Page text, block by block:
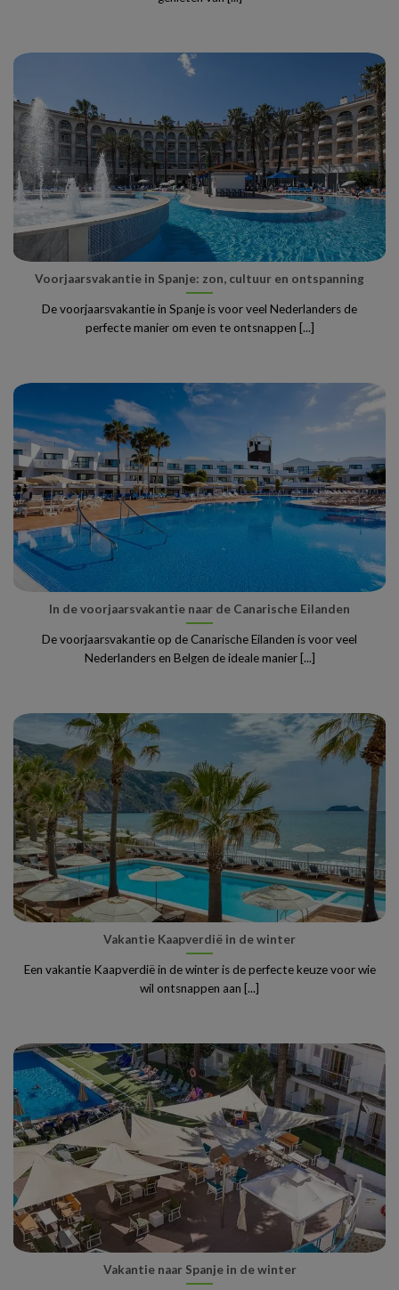
Voorjaarsvakantie in Spanje: zon, cultuur en ontspanning
De voorjaarsvakantie in Spanje is voor veel Nederlanders de
perfecte manier om even te ontsnappen [...]
In de voorjaarsvakantie naar de Canarische Eilanden
De voorjaarsvakantie op de Canarische Eilanden is voor veel
Nederlanders en Belgen de ideale manier [...]
Vakantie Kaapverdië in de winter
Een vakantie Kaapverdië in de winter is de perfecte keuze voor wie
wil ontsnappen aan [...]
Vakantie naar Spanje in de winter